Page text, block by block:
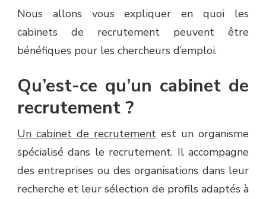
Nous allons vous expliquer en quoi les
cabinets de recrutement peuvent être
bénéfiques pour les chercheurs d’emploi.
Qu’est-ce qu’un cabinet de
recrutement ?
Un cabinet de recrutement est un organisme
spécialisé dans le recrutement. Il accompagne
des entreprises ou des organisations dans leur
recherche et leur sélection de profils adaptés à